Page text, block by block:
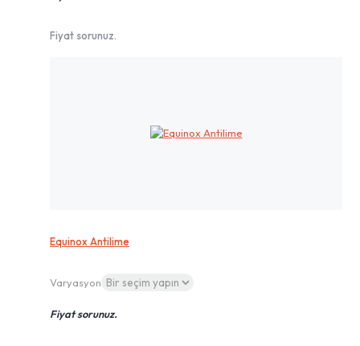
Fiyat sorunuz.
Equinox Antilime
Varyasyon
Fiyat sorunuz.